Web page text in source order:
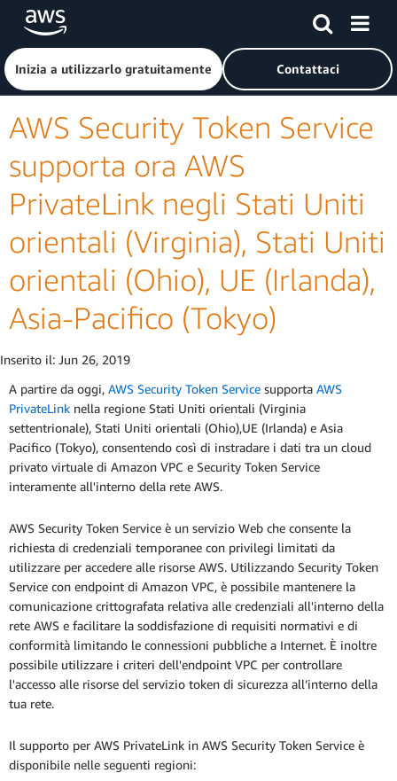
Passa al contenuto principale
Fai clic qui per tornare alla home page di Amazon Web
Inizia a utilizzarlo gratuitamente Contattaci
AWS Security Token Service
supporta ora AWS
PrivateLink negli Stati Uniti
orientali (Virginia), Stati Uniti
orientali (Ohio), UE (Irlanda),
Asia-Pacifico (Tokyo)
Inserito il: Jun 26, 2019
A partire da oggi, AWS Security Token Service supporta AWS
PrivateLink nella regione Stati Uniti orientali (Virginia
settentrionale), Stati Uniti orientali (Ohio),UE (Irlanda) e Asia
Pacifico (Tokyo), consentendo così di instradare i dati tra un cloud
privato virtuale di Amazon VPC e Security Token Service
interamente all'interno della rete AWS.
AWS Security Token Service è un servizio Web che consente la
richiesta di credenziali temporanee con privilegi limitati da
utilizzare per accedere alle risorse AWS. Utilizzando Security Token
Service con endpoint di Amazon VPC, è possibile mantenere la
comunicazione crittografata relativa alle credenziali all'interno della
rete AWS e facilitare la soddisfazione di requisiti normativi e di
conformità limitando le connessioni pubbliche a Internet. È inoltre
possibile utilizzare i criteri dell'endpoint VPC per controllare
l'accesso alle risorse del servizio token di sicurezza all’interno della
tua rete.
Il supporto per AWS PrivateLink in AWS Security Token Service è
disponibile nelle seguenti regioni: